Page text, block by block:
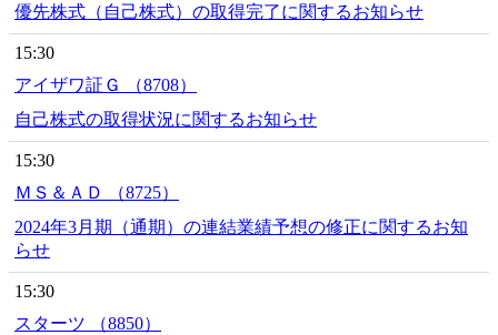
優先株式（自己株式）の取得完了に関するお知らせ
15:30
アイザワ証Ｇ （8708）
自己株式の取得状況に関するお知らせ
15:30
ＭＳ＆ＡＤ （8725）
2024年3月期（通期）の連結業績予想の修正に関するお知
らせ
15:30
スターツ （8850）